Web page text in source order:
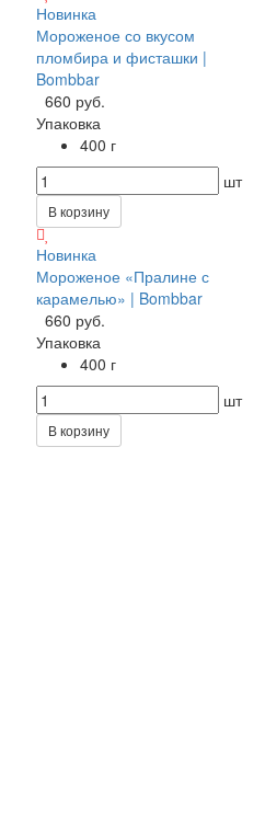
Новинка
Мороженое со вкусом
пломбира и фисташки |
Bombbar
660 руб.
Упаковка
400 г
шт
В корзину
Новинка
Мороженое «Пралине с
карамелью» | Bombbar
660 руб.
Упаковка
400 г
шт
В корзину